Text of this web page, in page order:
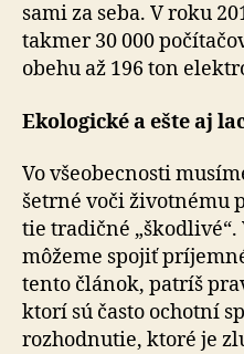
sami za seba. V roku
takmer 30 000
obehu až 196 ton
Ekologické a ešte aj
Vo všeobecnosti
šetrné voči životnému
tie tradičné
môžeme spojiť
tento článok, patríš
ktorí sú často ochotní
rozhodnutie, ktoré je